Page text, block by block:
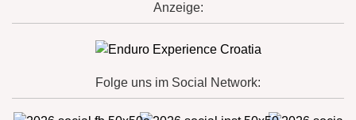
Anzeige:
Folge uns im Social Network: